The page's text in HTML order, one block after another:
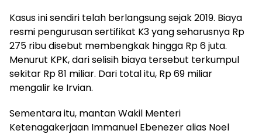
Kasus ini sendiri telah berlangsung sejak 2019. Biaya
resmi pengurusan sertifikat K3 yang seharusnya Rp
275 ribu disebut membengkak hingga Rp 6 juta.
Menurut KPK, dari selisih biaya tersebut terkumpul
sekitar Rp 81 miliar. Dari total itu, Rp 69 miliar
mengalir ke Irvian.
Sementara itu, mantan Wakil Menteri
Ketenagakerjaan Immanuel Ebenezer alias Noel